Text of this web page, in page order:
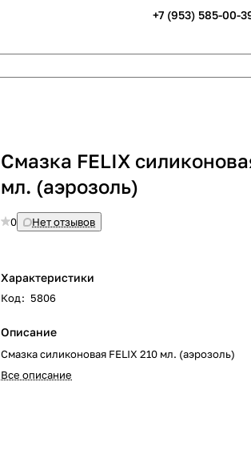
+7 (953) 585-00-
Смазка FELIX
мл. (аэрозоль)
0 Нет отзывов
Характеристики
Код: 5806
Описание
Смазка силиконовая FELIX 210 мл. (аэрозоль)
Все описание